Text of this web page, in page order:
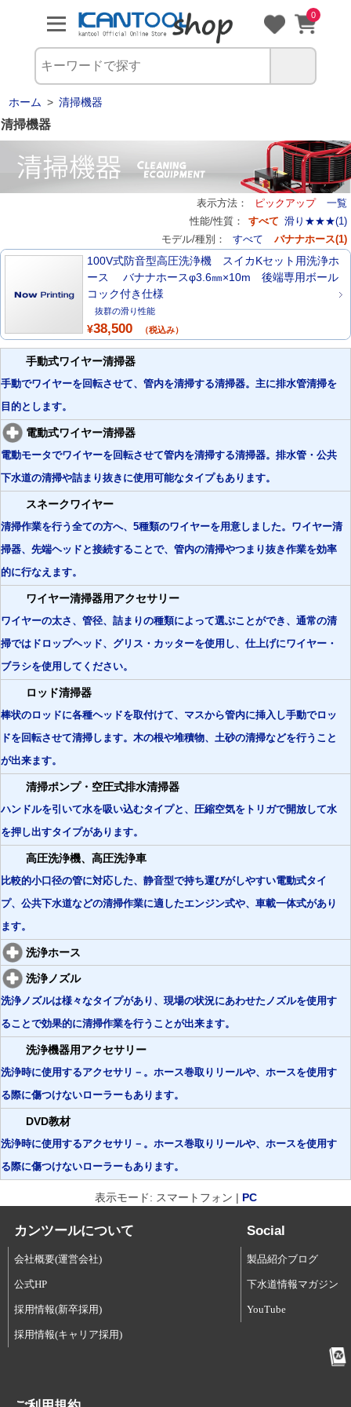
0
ホーム > 清掃機器
清掃機器
表示方法： ピックアップ
一覧
性能/性質：
すべて 滑り★★★(1)
モデル/種別：
すべて バナナホース(1)
100V式防音型高圧洗浄機 スイカKセット用洗浄ホ
ース バナナホースφ3.6㎜×10m 後端専用ボール
コック付き仕様
抜群の滑り性能
¥38,500 （税込み）
手動式ワイヤー清掃器
手動でワイヤーを回転させて、管内を清掃する清掃器。主に排水管清掃を
目的とします。
電動式ワイヤー清掃器
電動モータでワイヤーを回転させて管内を清掃する清掃器。排水管・公共
下水道の清掃や詰まり抜きに使用可能なタイプもあります。
スネークワイヤー
清掃作業を行う全ての方へ、5種類のワイヤーを用意しました。ワイヤー清
掃器、先端ヘッドと接続することで、管内の清掃やつまり抜き作業を効率
的に行なえます。
ワイヤー清掃器用アクセサリー
ワイヤーの太さ、管径、詰まりの種類によって選ぶことができ、通常の清
掃ではドロップヘッド、グリス・カッターを使用し、仕上げにワイヤー・
ブラシを使用してください。
ロッド清掃器
棒状のロッドに各種ヘッドを取付けて、マスから管内に挿入し手動でロッ
ドを回転させて清掃します。木の根や堆積物、土砂の清掃などを行うこと
が出来ます。
清掃ポンプ・空圧式排水清掃器
ハンドルを引いて水を吸い込むタイプと、圧縮空気をトリガで開放して水
を押し出すタイプがあります。
高圧洗浄機、高圧洗浄車
比較的小口径の管に対応した、静音型で持ち運びがしやすい電動式タイ
プ、公共下水道などの清掃作業に適したエンジン式や、車載一体式があり
ます。
洗浄ホース
洗浄ノズル
洗浄ノズルは様々なタイプがあり、現場の状況にあわせたノズルを使用す
ることで効果的に清掃作業を行うことが出来ます。
洗浄機器用アクセサリー
洗浄時に使用するアクセサリ－。ホース巻取りリールや、ホースを使用す
る際に傷つけないローラーもあります。
DVD教材
洗浄時に使用するアクセサリ－。ホース巻取りリールや、ホースを使用す
る際に傷つけないローラーもあります。
表示モード: スマートフォン | PC
カンツールについて
会社概要(運営会社)
公式HP
採用情報(新卒採用)
採用情報(キャリア採用)
Social
製品紹介ブログ
下水道情報マガジン
YouTube